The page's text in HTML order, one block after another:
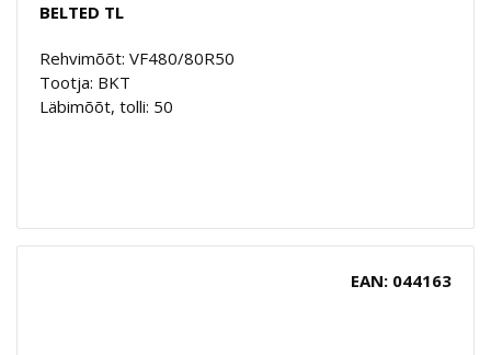
BELTED TL
Rehvimõõt: VF480/80R50
Tootja: BKT
Läbimõõt, tolli: 50
EAN: 044163